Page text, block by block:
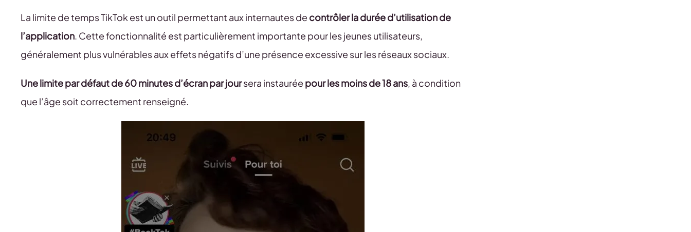
La limite de temps TikTok est un outil permettant aux internautes de contrôler la durée d’utilisation de
l’application. Cette fonctionnalité est particulièrement importante pour les jeunes utilisateurs,
généralement plus vulnérables aux effets négatifs d’une présence excessive sur les réseaux sociaux.
Une limite par défaut de 60 minutes d’écran par joursera instaurée pour les moins de 18 ans, à condition
que l’âge soit correctement renseigné.